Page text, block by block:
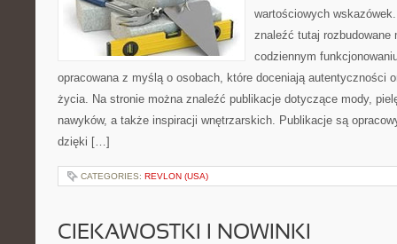
wartościowych
znaleźć tutaj rozbudowane
codziennym
opracowana z myślą o osobach, które doceniają autentyczności
życia. Na stronie można znaleźć publikacje dotyczące mody,
nawyków, a także inspiracji wnętrzarskich. Publikacje są
dzięki […]
CATEGORIES: REVLON (USA)
CIEKAWOSTKI I NOWINKI